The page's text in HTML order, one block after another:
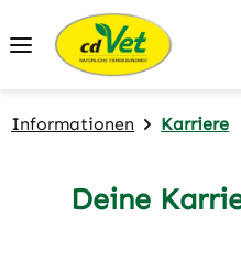
Zum Hauptinhalt springen
Informationen Karriere
Deine